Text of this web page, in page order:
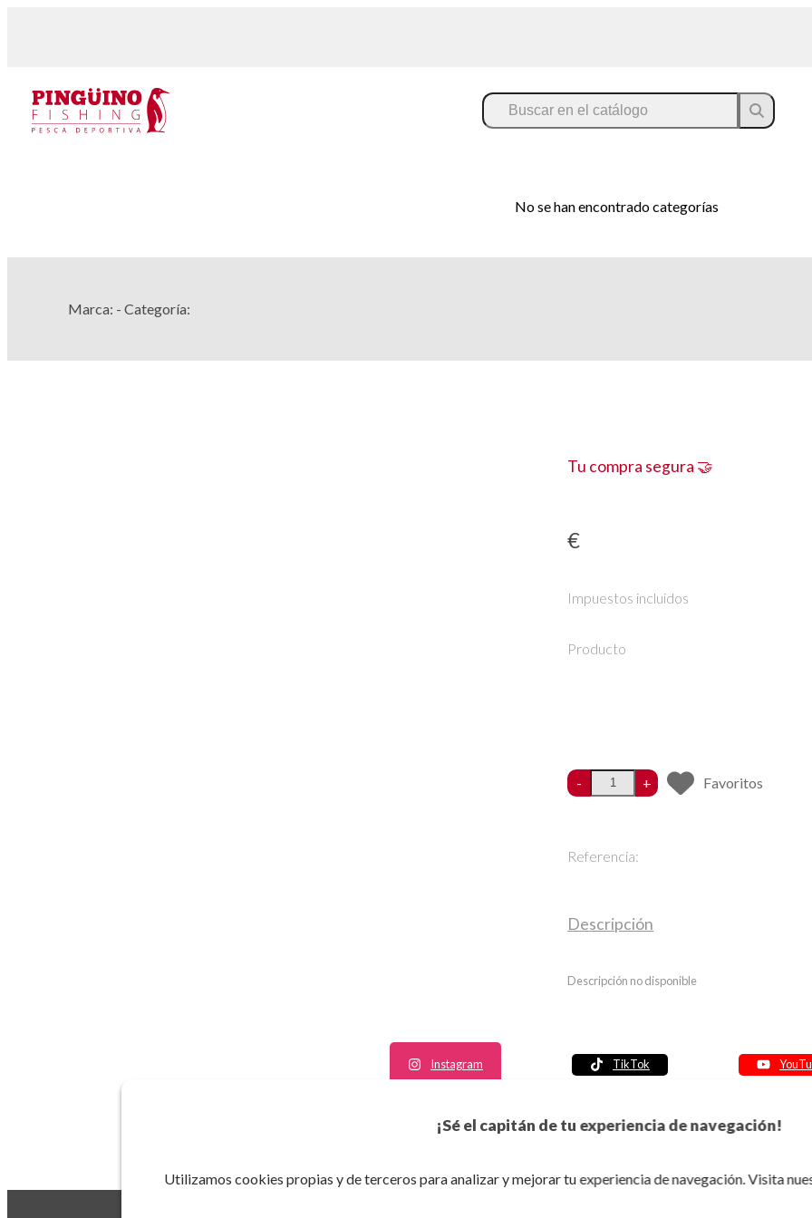
¡Sé el capitán de tu experiencia de navegación!
Utilizamos cookies propias y de terceros para analizar y mejorar tu experiencia de navegación. Visita
No se han encontrado categorías
Marca: - Categoría:
Tu compra segura 🤝
€
Impuestos incluidos
Producto
- + Favoritos
Referencia:
Descripción
Descripción no disponible
Instagram TikTok
Política de seguridad